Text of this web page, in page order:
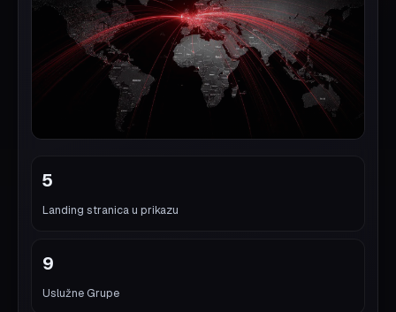
5
Landing stranica u prikazu
9
Uslužne Grupe